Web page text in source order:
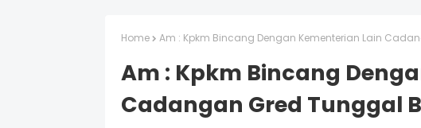
Home Am : Kpkm Bincang Dengan Kementerian Lain
Am : Kpkm Bincang
Cadangan Gred Tunggal